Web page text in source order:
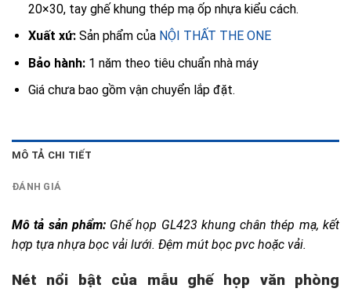
20×30, tay ghế khung thép mạ ốp nhựa kiểu cách.
Xuất xứ:Sản phẩm của NỘI THẤT THE ONE
Bảo hành:1 năm theo tiêu chuẩn nhà máy
Giá chưa bao gồm vận chuyển lắp đặt.
MÔ TẢ CHI TIẾT
ĐÁNH GIÁ
Mô tả sản phẩm: